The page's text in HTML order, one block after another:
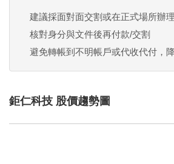
建議採面對面交割或在正式場所辦理
核對身分與文件後再付款/交割
避免轉帳到不明帳戶或代收代付，
鉅仁科技 股價趨勢圖